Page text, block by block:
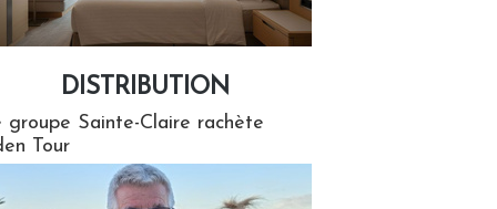
DISTRIBUTION
groupe Sainte-Claire rachète
Tour